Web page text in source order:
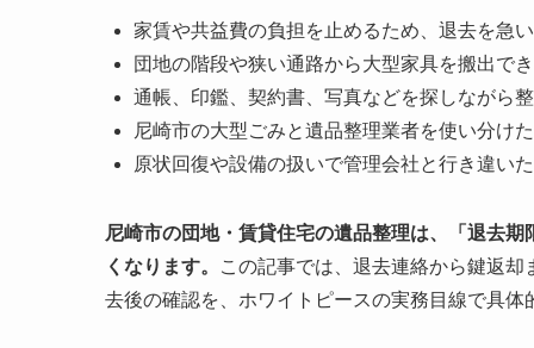
家賃や共益費の負担を止めるため、退去を急
団地の階段や狭い通路から大型家具を搬出で
通帳、印鑑、契約書、写真などを探しながら
尼崎市の大型ごみと遺品整理業者を使い分け
原状回復や設備の扱いで管理会社と行き違い
尼崎市の団地・賃貸住宅の遺品整理は、「退去
くなります。
この記事では、退去連絡から鍵返
去後の確認を、ホワイトピースの実務目線で具体